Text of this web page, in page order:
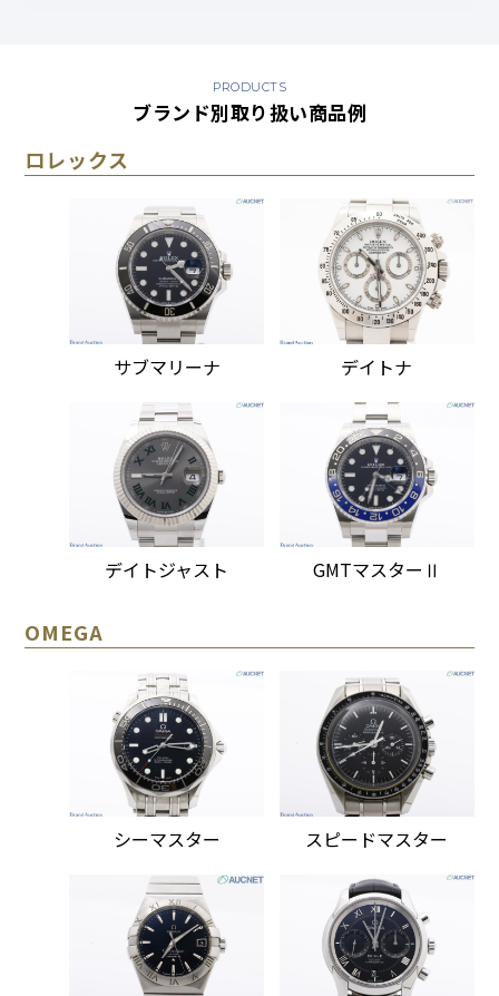
PRODUCTS
ブランド別取り扱い商品例
ロレックス
サブマリーナ デイトナ
デイトジャスト GMTマスターⅡ
OMEGA
シーマスター スピードマスター